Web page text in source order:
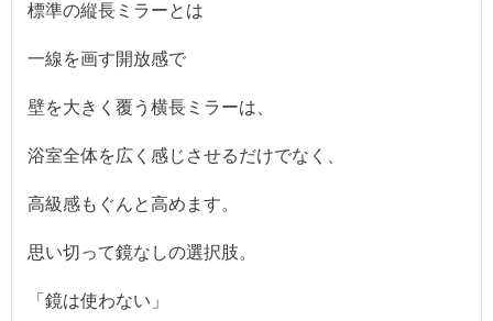
標準の縦長ミラーとは
一線を画す開放感で
壁を大きく覆う横長ミラーは、
浴室全体を広く感じさせるだけでなく、
高級感もぐんと高めます。
思い切って鏡なしの選択肢。
「鏡は使わない」